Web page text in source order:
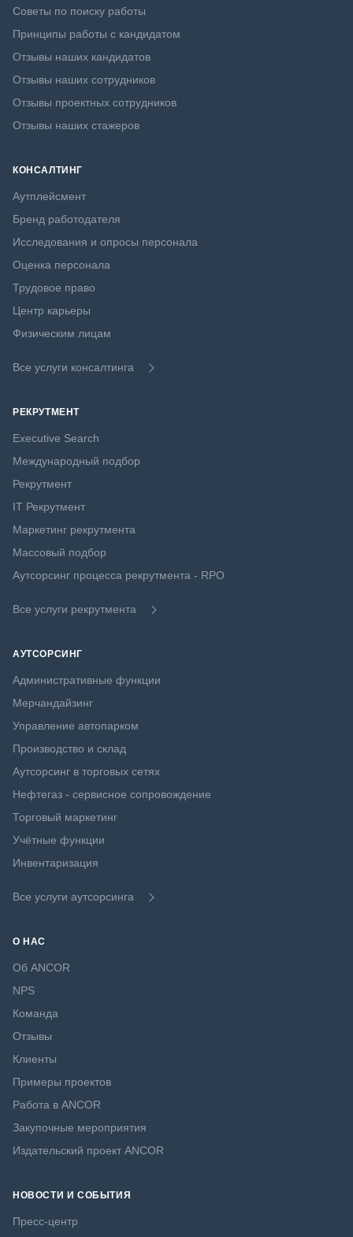
Советы по поиску работы
Принципы работы с кандидатом
Отзывы наших кандидатов
Отзывы наших сотрудников
Отзывы проектных сотрудников
Отзывы наших стажеров
КОНСАЛТИНГ
Аутплейсмент
Бренд работодателя
Исследования и опросы персонала
Оценка персонала
Трудовое право
Центр карьеры
Физическим лицам
Все услуги консалтинга
РЕКРУТМЕНТ
Executive Search
Международный подбор
Рекрутмент
IT Рекрутмент
Маркетинг рекрутмента
Массовый подбор
Аутсорсинг процесса рекрутмента - RPO
Все услуги рекрутмента
АУТСОРСИНГ
Административные функции
Мерчандайзинг
Управление автопарком
Производство и склад
Аутсорсинг в торговых сетях
Нефтегаз - сервисное сопровождение
Торговый маркетинг
Учётные функции
Инвентаризация
Все услуги аутсорсинга
О НАС
Об ANCOR
NPS
Команда
Отзывы
Клиенты
Примеры проектов
Работа в ANCOR
Закупочные мероприятия
Издательский проект ANCOR
НОВОСТИ И СОБЫТИЯ
Пресс-центр